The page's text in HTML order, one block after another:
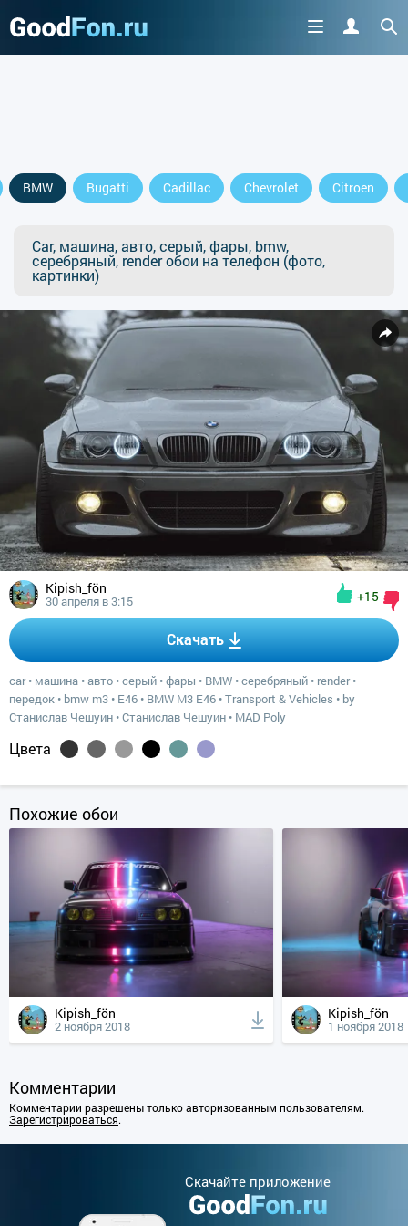
BMW Bugatti Cadillac Chevrolet Citroen
Car, машина, авто, серый, фары, bmw,
серебряный, render обои на телефон (фото,
картинки)
Kipish_fön
30 апреля в 3:15 +15
Скачать
car• машина •авто •серый •фары • BMW •серебряный • render•
передок • bmw m3 • E46 • BMW M3 E46 •Transport & Vehicles • by
Станислав Чешуин •Станислав Чешуин • MAD Poly
Цвета
Похожие обои
Kipish_fön
2 ноября 2018
Kipish_fön
1 ноября 2018
Комментарии
Комментарии разрешены только авторизованным пользователям.
Зарегистрироваться.
Cкачайте приложение